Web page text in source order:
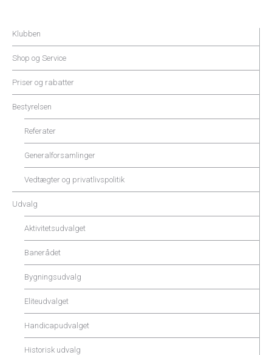
Klubben
Shop og Service
Priser og rabatter
Bestyrelsen
Referater
Generalforsamlinger
Vedtægter og privatlivspolitik
Udvalg
Aktivitetsudvalget
Banerådet
Bygningsudvalg
Eliteudvalget
Handicapudvalget
Historisk udvalg